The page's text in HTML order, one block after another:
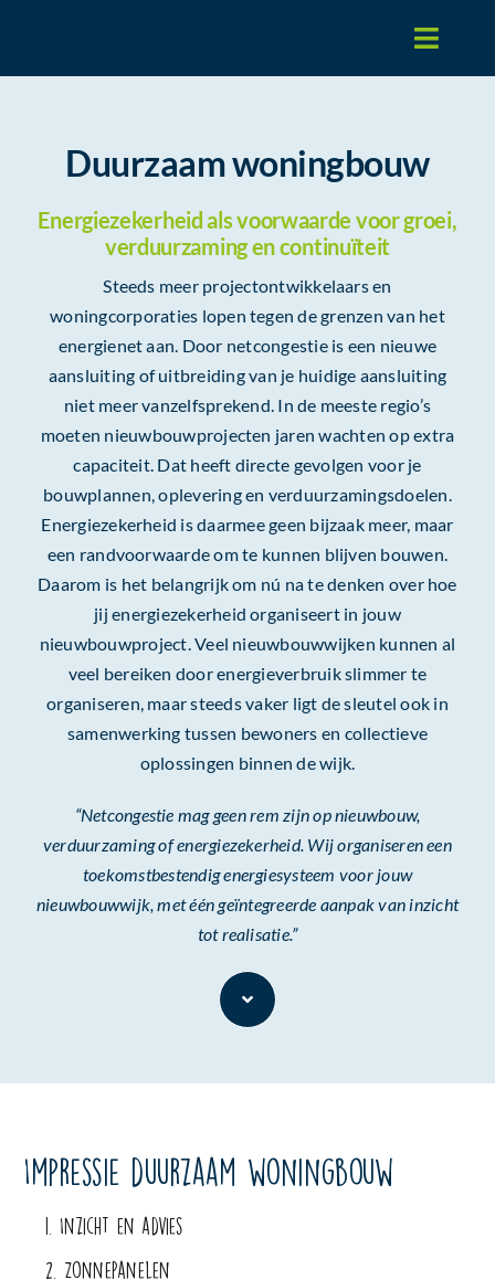
content
Toggle
Sportpark
Woningbouw
Over ons
Contact
Duurzaam woningbouw
Energiezekerheid als voorwaarde voor groei,
verduurzaming en continuïteit
Steeds meer projectontwikkelaars en
woningcorporaties lopen tegen de grenzen van het
energienet aan. Door netcongestie is een nieuwe
aansluiting of uitbreiding van je huidige aansluiting
niet meer vanzelfsprekend. In de meeste regio’s
moeten nieuwbouwprojecten jaren wachten op extra
capaciteit. Dat heeft directe gevolgen voor je
bouwplannen, oplevering en verduurzamingsdoelen.
Energiezekerheid is daarmee geen bijzaak meer, maar
een randvoorwaarde om te kunnen blijven bouwen.
Daarom is het belangrijk om nú na te denken over hoe
jij energiezekerheid organiseert in jouw
nieuwbouwproject. Veel nieuwbouwwijken kunnen al
veel bereiken door energieverbruik slimmer te
organiseren, maar steeds vaker ligt de sleutel ook in
samenwerking tussen bewoners en collectieve
oplossingen binnen de wijk.
“Netcongestie mag geen rem zijn op nieuwbouw,
verduurzaming of energiezekerheid. Wij organiseren een
toekomstbestendig energiesysteem voor jouw
nieuwbouwwijk, met één geïntegreerde aanpak van inzicht
tot realisatie.”
Impressie duurzaam woningbouw
1. Inzicht en advies
2. Zonnepanelen